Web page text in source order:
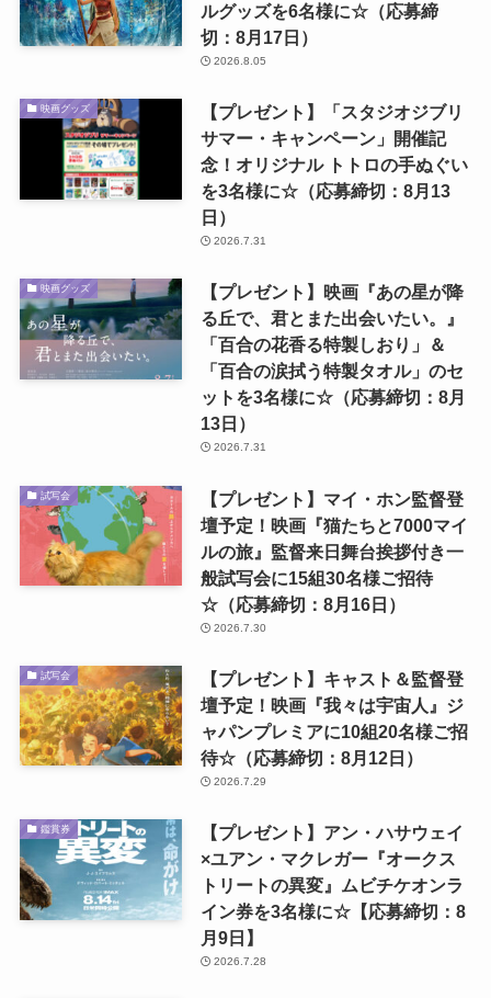
ルグッズを6名様に☆（応募締
切：8月17日）
2026.8.05
映画グッズ
【プレゼント】「スタジオジブリ
サマー・キャンペーン」開催記
念！オリジナル トトロの手ぬぐい
を3名様に☆（応募締切：8月13
日）
2026.7.31
映画グッズ
【プレゼント】映画『あの星が降
る丘で、君とまた出会いたい。』
「百合の花香る特製しおり」＆
「百合の涙拭う特製タオル」のセ
ットを3名様に☆（応募締切：8月
13日）
2026.7.31
試写会
【プレゼント】マイ・ホン監督登
壇予定！映画『猫たちと7000マイ
ルの旅』監督来日舞台挨拶付き一
般試写会に15組30名様ご招待
☆（応募締切：8月16日）
2026.7.30
試写会
【プレゼント】キャスト＆監督登
壇予定！映画『我々は宇宙人』ジ
ャパンプレミアに10組20名様ご招
待☆（応募締切：8月12日）
2026.7.29
鑑賞券
【プレゼント】アン・ハサウェイ
×ユアン・マクレガー『オークス
トリートの異変』ムビチケオンラ
イン券を3名様に☆【応募締切：8
月9日】
2026.7.28